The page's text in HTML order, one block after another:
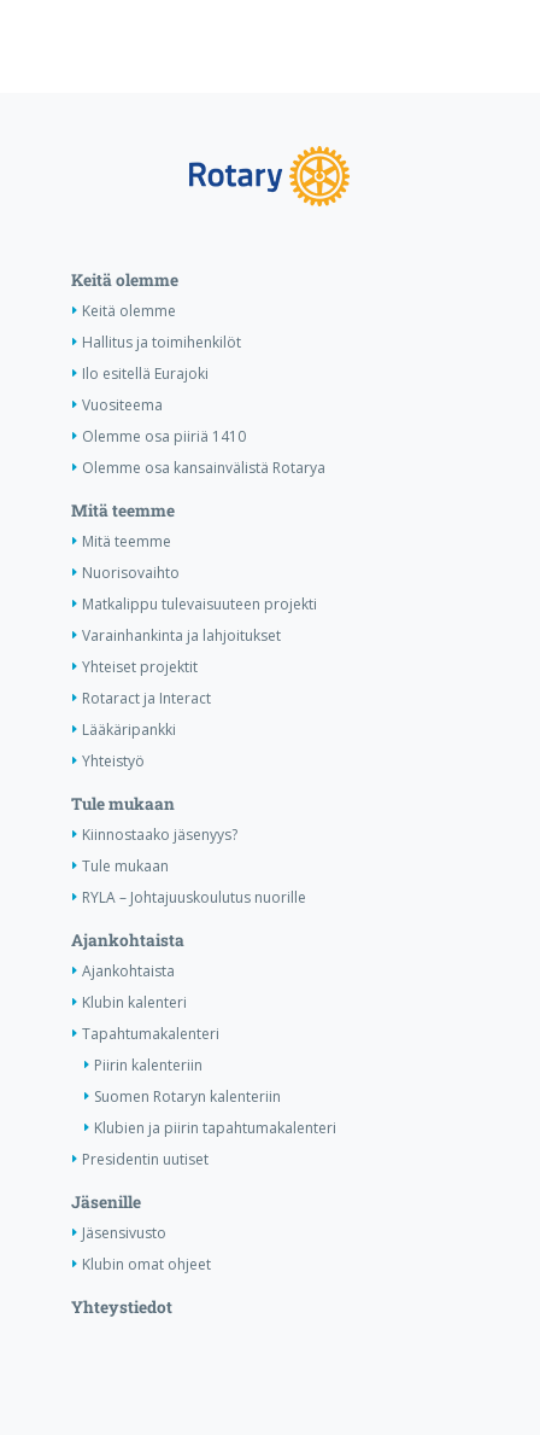
Keitä olemme
Keitä olemme
Hallitus ja toimihenkilöt
Ilo esitellä Eurajoki
Vuositeema
Olemme osa piiriä 1410
Olemme osa kansainvälistä Rotarya
Mitä teemme
Mitä teemme
Nuorisovaihto
Matkalippu tulevaisuuteen projekti
Varainhankinta ja lahjoitukset
Yhteiset projektit
Rotaract ja Interact
Lääkäripankki
Yhteistyö
Tule mukaan
Kiinnostaako jäsenyys?
Tule mukaan
RYLA – Johtajuuskoulutus nuorille
Ajankohtaista
Ajankohtaista
Klubin kalenteri
Tapahtumakalenteri
Piirin kalenteriin
Suomen Rotaryn kalenteriin
Klubien ja piirin tapahtumakalenteri
Presidentin uutiset
Jäsenille
Jäsensivusto
Klubin omat ohjeet
Yhteystiedot